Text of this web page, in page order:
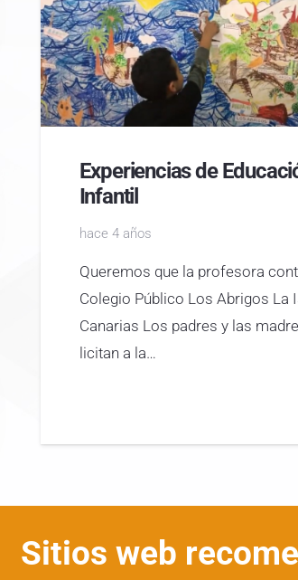
Experiencias de
Infantil
hace 4 años
Queremos que la profesora
Colegio Público Los Abrigos La
Canarias Los padres y las
licitan a la…
Sitios web